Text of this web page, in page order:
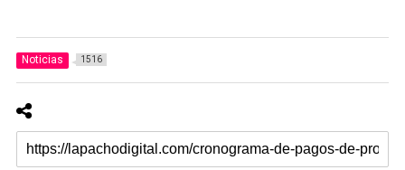
Noticias 1516